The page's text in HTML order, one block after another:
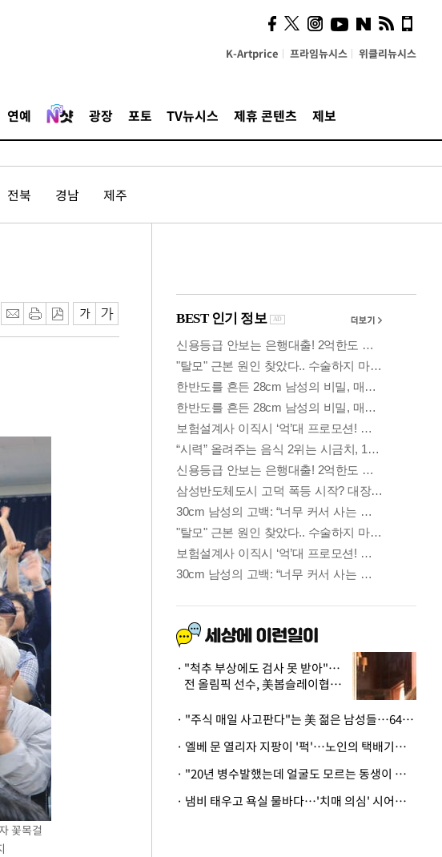
K-Artprice 프라임뉴시스 위클리뉴시스
연예 광장 포토 TV뉴시스 제휴 콘텐츠 제보
전북 경남 제주
꽃목걸
사이 해답 찾았죠"…알을
깨고 나온 '초자아'
"척추 부상에도 검사 못 받아"…
전 올림픽 선수, 美봅슬레이협회
· "주식 매일 사고판다"는 美 젊은 남성들…64%가 "나는 인생의 패배자“
· 엘베 문 열리자 지팡이 '퍽'…노인의 택배기사 폭행 이유
· "20년 병수발했는데 얼굴도 모르는 동생이 유산 절반을"…배다른 형제 상속권 있을까
· 냄비 태우고 욕실 물바다…'치매 의심' 시어머니 검사 권유했다가 '날벼락'